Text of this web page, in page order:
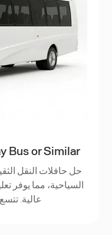
Bus or Similar
حل حافلات النقل
السياحية، مما يوفر
عالية. تتسع